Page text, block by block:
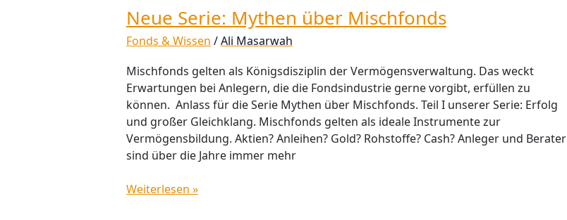
Neue Serie: Mythen über Mischfonds
Fonds & Wissen /Ali Masarwah
Mischfonds gelten als Königsdisziplin der Vermögensverwaltung. Das weckt
Erwartungen bei Anlegern, die die Fondsindustrie gerne vorgibt, erfüllen zu
können. Anlass für die Serie Mythen über Mischfonds. Teil I unserer Serie: Erfolg
und großer Gleichklang. Mischfonds gelten als ideale Instrumente zur
Vermögensbildung. Aktien? Anleihen? Gold? Rohstoffe? Cash? Anleger und Berater
sind über die Jahre immer mehr
Weiterlesen »